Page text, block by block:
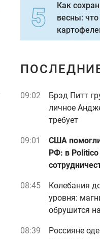
Как
весны:
09:02
Брэд Питт
личное
требует
09:01
США
РФ: в
08:45
Колебания
уровня:
обрушится
08:39
Россияне